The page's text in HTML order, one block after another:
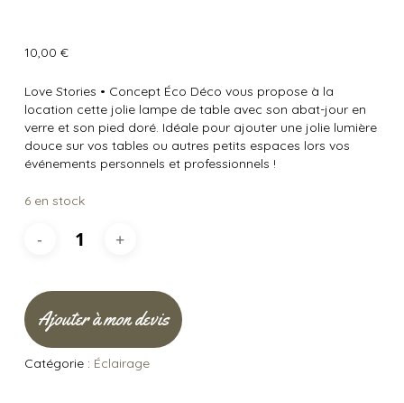
10,00 €
Love Stories • Concept Éco Déco vous propose à la
location cette jolie lampe de table avec son abat-jour en
verre et son pied doré. Idéale pour ajouter une jolie lumière
douce sur vos tables ou autres petits espaces lors vos
événements personnels et professionnels !
6 en stock
Ajouter à mon devis
Catégorie : Éclairage